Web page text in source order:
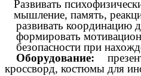
Развивать
мышление, память,
развивать координацию
формировать
безопасности при
Оборудование:
кроссворд, костюмы для